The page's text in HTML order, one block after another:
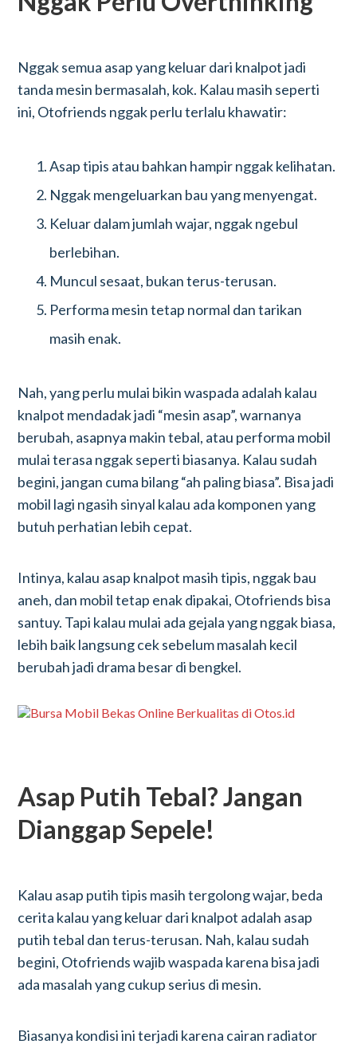
Nggak semua asap yang keluar dari knalpot jadi
tanda mesin bermasalah, kok. Kalau masih seperti
ini, Otofriends nggak perlu terlalu khawatir:
Asap tipis atau bahkan hampir nggak kelihatan.
Nggak mengeluarkan bau yang menyengat.
Keluar dalam jumlah wajar, nggak ngebul
berlebihan.
Muncul sesaat, bukan terus-terusan.
Performa mesin tetap normal dan tarikan
masih enak.
Nah, yang perlu mulai bikin waspada adalah kalau
knalpot mendadak jadi “mesin asap”, warnanya
berubah, asapnya makin tebal, atau performa mobil
mulai terasa nggak seperti biasanya. Kalau sudah
begini, jangan cuma bilang “ah paling biasa”. Bisa jadi
mobil lagi ngasih sinyal kalau ada komponen yang
butuh perhatian lebih cepat.
Intinya, kalau asap knalpot masih tipis, nggak bau
aneh, dan mobil tetap enak dipakai, Otofriends bisa
santuy. Tapi kalau mulai ada gejala yang nggak biasa,
lebih baik langsung cek sebelum masalah kecil
berubah jadi drama besar di bengkel.
Asap Putih Tebal? Jangan
Dianggap Sepele!
Kalau asap putih tipis masih tergolong wajar, beda
cerita kalau yang keluar dari knalpot adalah asap
putih tebal dan terus-terusan. Nah, kalau sudah
begini, Otofriends wajib waspada karena bisa jadi
ada masalah yang cukup serius di mesin.
Biasanya kondisi ini terjadi karena cairan radiator